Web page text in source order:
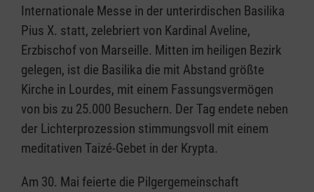
Internationale Messe in der unterirdischen Basilika
Pius X. statt, zelebriert von Kardinal Aveline,
Erzbischof von Marseille. Mitten im heiligen Bezirk
gelegen, ist die Basilika die mit Abstand größte
Kirche in Lourdes, mit einem Fassungsvermögen
von bis zu 25.000 Besuchern. Der Tag endete neben
der Lichterprozession stimmungsvoll mit einem
meditativen Taizé-Gebet in der Krypta.
Am 30. Mai feierte die Pilgergemeinschaft